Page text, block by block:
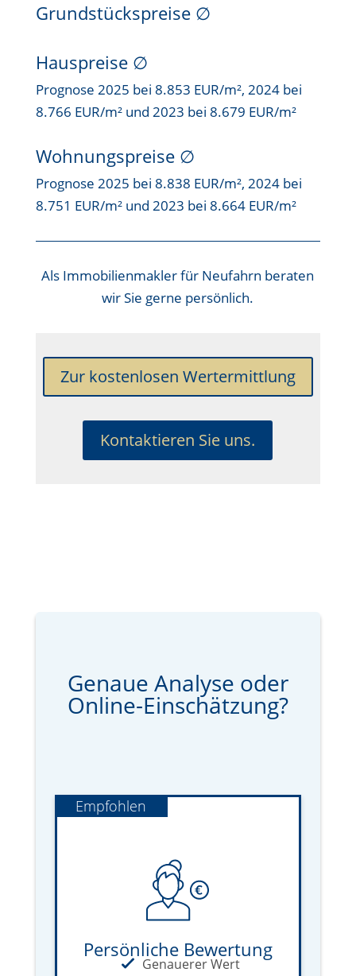
Grundstückspreise ∅
Hauspreise ∅
Prognose 2025 bei 8.853 EUR/m², 2024 bei
8.766 EUR/m² und 2023 bei 8.679 EUR/m²
Wohnungspreise ∅
Prognose 2025 bei 8.838 EUR/m², 2024 bei
8.751 EUR/m² und 2023 bei 8.664 EUR/m²
Als Immobilienmakler für Neufahrn beraten
wir Sie gerne persönlich.
Zur kostenlosen Wertermittlung
Kontaktieren Sie uns.
Genaue Analyse oder
Online-Einschätzung?
Empfohlen
Persönliche Bewertung
Genauerer Wert